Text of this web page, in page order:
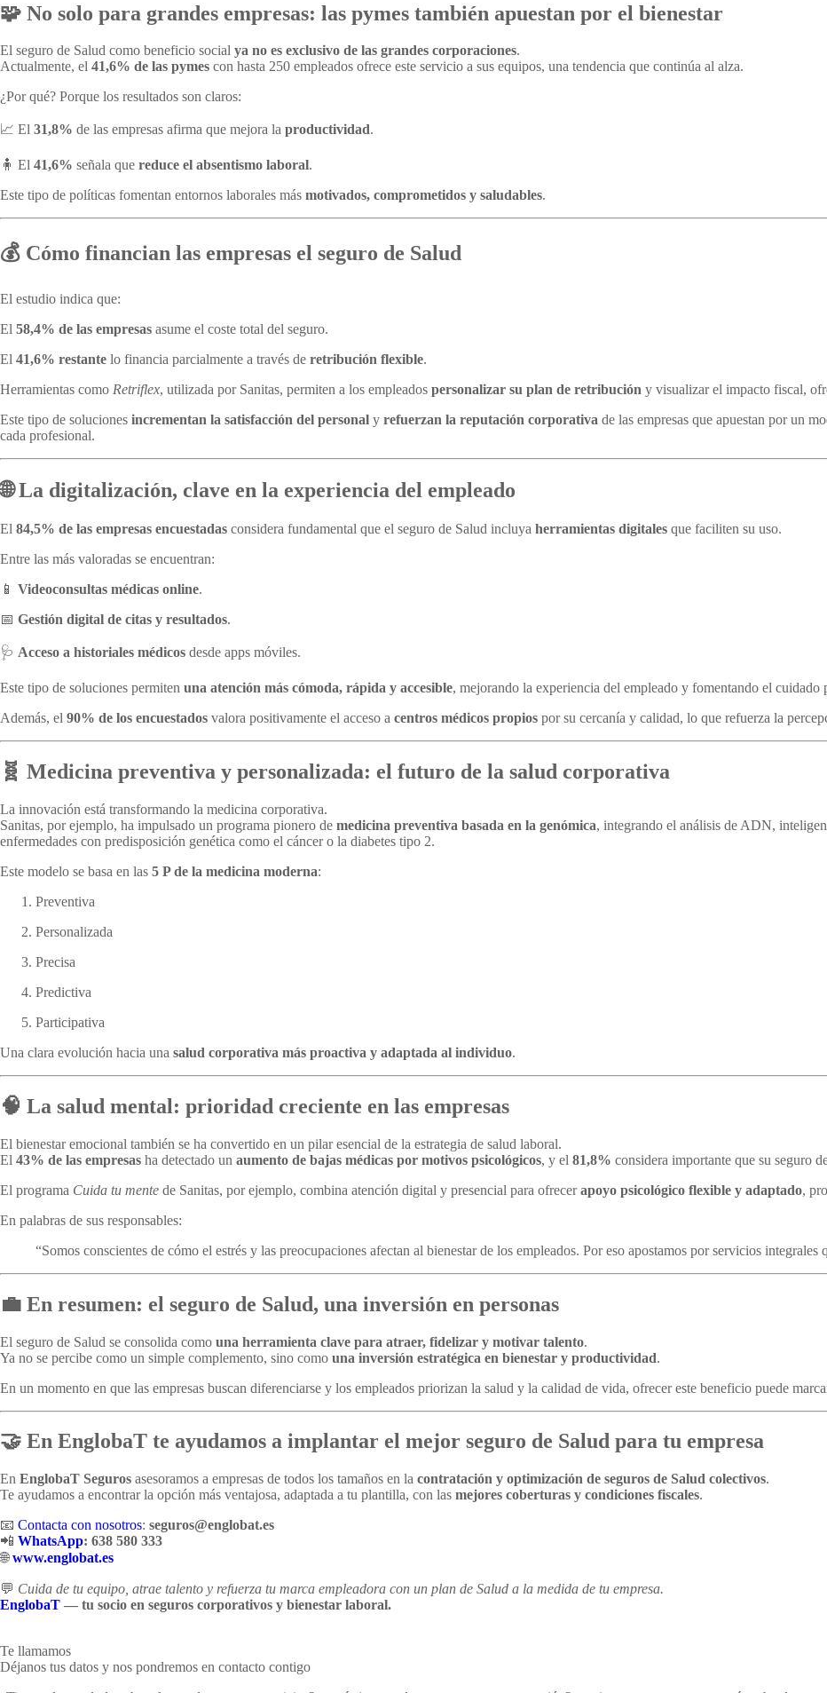
🧩 No solo para grandes empresas: las pymes también apuestan por el bienestar
El seguro de Salud como beneficio social ya no es exclusivo de las grandes corporaciones.
Actualmente, el 41,6% de las pymes con hasta 250 empleados ofrece este servicio a sus equipos, una tendencia que continúa al alza.
¿Por qué? Porque los resultados son claros:
📈 El 31,8% de las empresas afirma que mejora la productividad.
🧍 El 41,6% señala que reduce el absentismo laboral.
Este tipo de políticas fomentan entornos laborales más motivados, comprometidos y saludables.
💰 Cómo financian las empresas el seguro de Salud
El estudio indica que:
El 58,4% de las empresas asume el coste total del seguro.
El 41,6% restante lo financia parcialmente a través de retribución flexible.
Herramientas como Retriflex, utilizada por Sanitas, permiten a los empleados personalizar su plan de retribución y visualizar el impacto fiscal,
Este tipo de soluciones incrementan la satisfacción del personal y refuerzan la reputación corporativa de las empresas que apuestan por un
cada profesional.
🌐 La digitalización, clave en la experiencia del empleado
El 84,5% de las empresas encuestadas considera fundamental que el seguro de Salud incluya herramientas digitales que faciliten su uso.
Entre las más valoradas se encuentran:
📱 Videoconsultas médicas online.
📅 Gestión digital de citas y resultados.
🩺 Acceso a historiales médicos desde apps móviles.
Este tipo de soluciones permiten una atención más cómoda, rápida y accesible, mejorando la experiencia del empleado y fomentando el cuidado
Además, el 90% de los encuestados valora positivamente el acceso a centros médicos propios por su cercanía y calidad, lo que refuerza la
🧬 Medicina preventiva y personalizada: el futuro de la salud corporativa
La innovación está transformando la medicina corporativa.
Sanitas, por ejemplo, ha impulsado un programa pionero de medicina preventiva basada en la genómica, integrando el análisis de ADN,
enfermedades con predisposición genética como el cáncer o la diabetes tipo 2.
Este modelo se basa en las 5 P de la medicina moderna:
Preventiva
Personalizada
Precisa
Predictiva
Participativa
Una clara evolución hacia una salud corporativa más proactiva y adaptada al individuo.
🧠 La salud mental: prioridad creciente en las empresas
El bienestar emocional también se ha convertido en un pilar esencial de la estrategia de salud laboral.
El 43% de las empresas ha detectado un aumento de bajas médicas por motivos psicológicos, y el 81,8% considera importante que su seguro
El programa Cuida tu mente de Sanitas, por ejemplo, combina atención digital y presencial para ofrecerapoyo psicológico flexible y adaptado,
En palabras de sus responsables:
“Somos conscientes de cómo el estrés y las preocupaciones afectan al bienestar de los empleados. Por eso apostamos por servicios
💼 En resumen: el seguro de Salud, una inversión en personas
El seguro de Salud se consolida como una herramienta clave para atraer, fidelizar y motivar talento.
Ya no se percibe como un simple complemento, sino como una inversión estratégica en bienestar y productividad.
En un momento en que las empresas buscan diferenciarse y los empleados priorizan la salud y la calidad de vida, ofrecer este beneficio puede
🤝 En EnglobaT te ayudamos a implantar el mejor seguro de Salud para tu empresa
En EnglobaT Seguros asesoramos a empresas de todos los tamaños en la contratación y optimización de seguros de Salud colectivos.
Te ayudamos a encontrar la opción más ventajosa, adaptada a tu plantilla, con las mejores coberturas y condiciones fiscales.
📧 Contacta con nosotros: seguros@englobat.es
📲 WhatsApp: 638 580 333
🌐www.englobat.es
💬 Cuida de tu equipo, atrae talento y refuerza tu marca empleadora con un plan de Salud a la medida de tu empresa.
EnglobaT — tu socio en seguros corporativos y bienestar laboral.
Te llamamos
Déjanos tus datos y nos pondremos en contacto contigo